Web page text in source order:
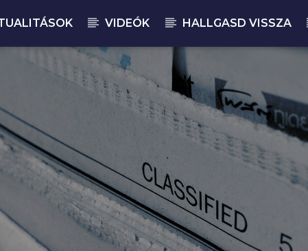
VIDEÓK HALLGASD VISSZA
12:00